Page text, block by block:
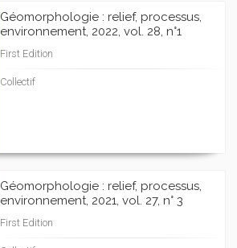
Géomorphologie : relief, processus,
environnement, 2022, vol. 28, n°1
First Edition
Collectif
Géomorphologie : relief, processus,
environnement, 2021, vol. 27, n° 3
First Edition